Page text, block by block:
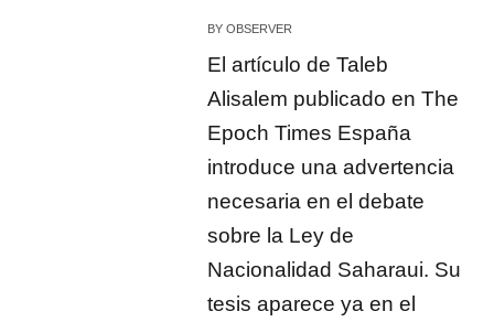
BYOBSERVER
El artículo de Taleb
Alisalem publicado en The
Epoch Times España
introduce una advertencia
necesaria en el debate
sobre la Ley de
Nacionalidad Saharaui. Su
tesis aparece ya en el